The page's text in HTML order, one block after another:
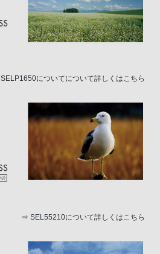
SELP1650についてについて詳しくはこちら
⇒ SEL55210について詳しくはこちら